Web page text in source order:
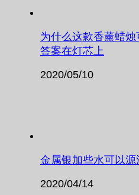
为什么这款香薰蜡烛
答案在灯芯上
2020/05/10
金属银加些水可以
2020/04/14